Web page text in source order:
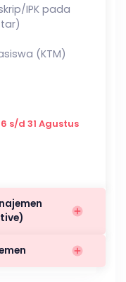
IPK pada
(KTM)
s/d 31 Agustus